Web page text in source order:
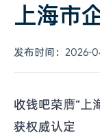
上海市
发布时间： 2026-
收钱吧荣膺“上
获权威认定